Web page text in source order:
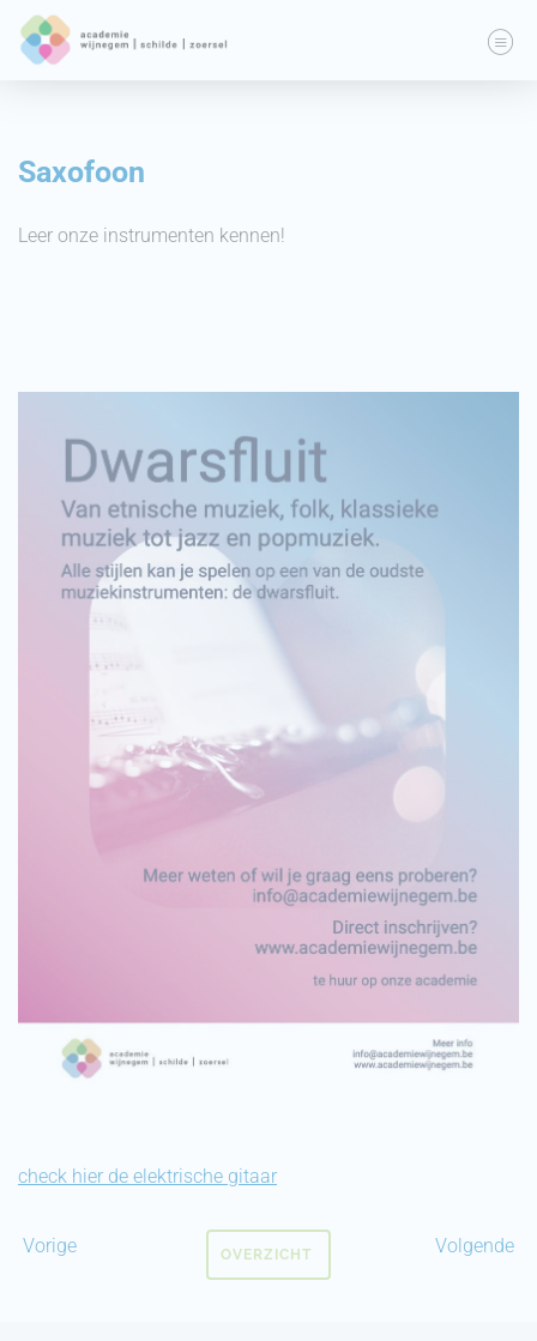
Saxofoon
Leer onze instrumenten kennen!
check hier de elektrische gitaar
Vorige Volgende
OVERZICHT